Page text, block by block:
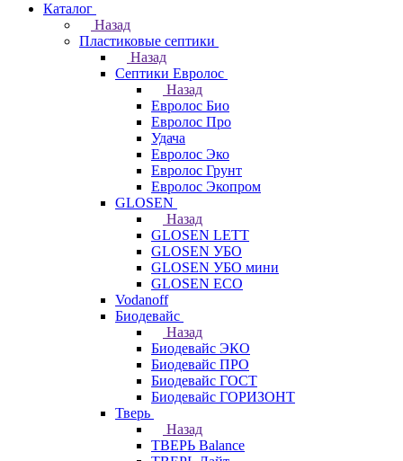
Каталог
Назад
Пластиковые септики
Назад
Септики Евролос
Назад
Евролос Био
Евролос Про
Удача
Евролос Эко
Евролос Грунт
Евролос Экопром
GLOSEN
Назад
GLOSEN LETT
GLOSEN УБО
GLOSEN УБО мини
GLOSEN ECO
Vodanoff
Биодевайс
Назад
Биодевайс ЭКО
Биодевайс ПРО
Биодевайс ГОСТ
Биодевайс ГОРИЗОНТ
Тверь
Назад
ТВЕРЬ Balance